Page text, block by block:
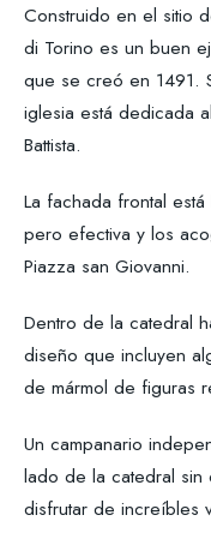
Construido en el sitio
di Torino es un buen
que se creó en 1491.
iglesia está dedicada
Battista.
La fachada frontal
pero efectiva y los
Piazza san Giovanni.
Dentro de la catedral
diseño que incluyen
de mármol de figuras
Un campanario
lado de la catedral
disfrutar de increíbles